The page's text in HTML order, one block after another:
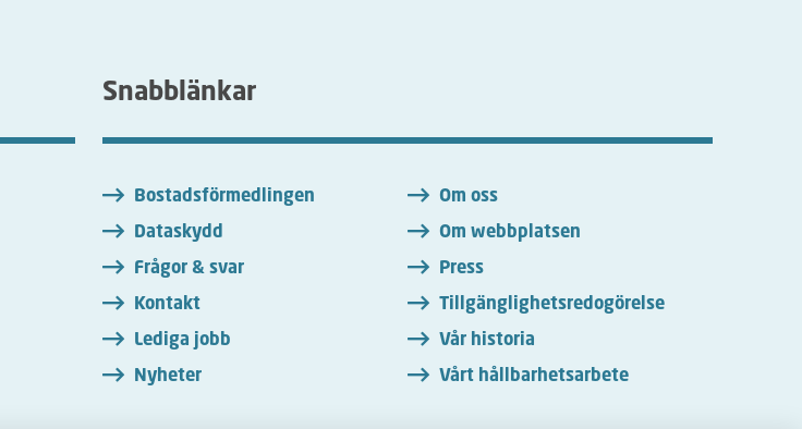
Snabblänkar
Bostadsförmedlingen
Dataskydd
Frågor & svar
Kontakt
Lediga jobb
Nyheter
Om oss
Om webbplatsen
Press
Tillgänglighetsredogörelse
Vår historia
Vårt hållbarhetsarbete